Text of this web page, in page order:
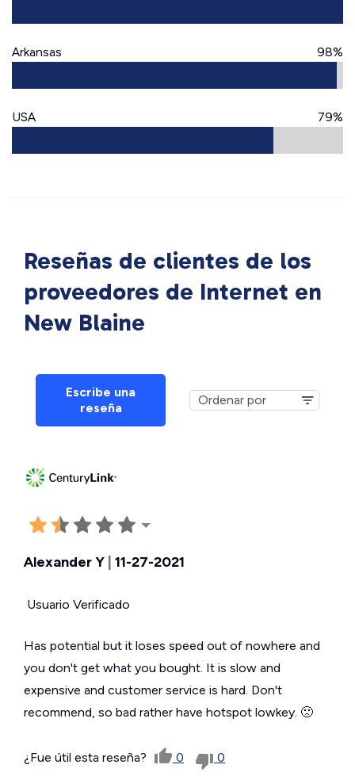
Arkansas 98%
USA 79%
Reseñas de clientes de los
proveedores de Internet en
New Blaine
Escribe una
reseña
Alexander Y 11-27-2021
Usuario Verificado
Has potential but it loses speed out of nowhere and
you don't get what you bought. It is slow and
expensive and customer service is hard. Don't
recommend, so bad rather have hotspot lowkey. 🙁
¿Fue útil esta reseña? 0 0